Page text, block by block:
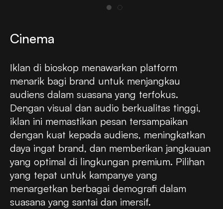
Cinema
Iklan di bioskop menawarkan platform
menarik bagi brand untuk menjangkau
audiens dalam suasana yang terfokus.
Dengan visual dan audio berkualitas tinggi,
iklan ini memastikan pesan tersampaikan
dengan kuat kepada audiens, meningkatkan
daya ingat brand, dan memberikan jangkauan
yang optimal di lingkungan premium. Pilihan
yang tepat untuk kampanye yang
menargetkan berbagai demografi dalam
suasana yang santai dan imersif.